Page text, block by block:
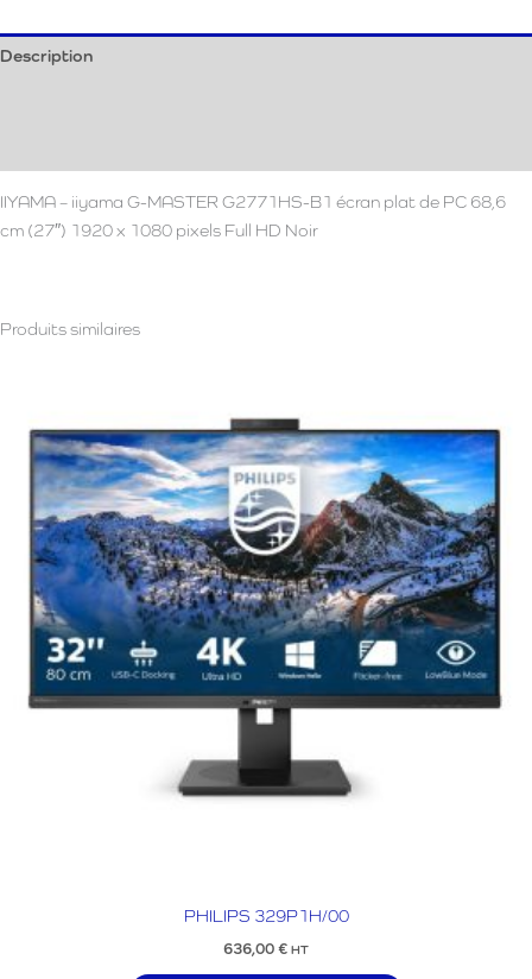
Description
IIYAMA – iiyama G-MASTER G2771HS-B1 écran plat de PC 68,6
cm (27″) 1920 x 1080 pixels Full HD Noir
Produits similaires
PHILIPS 329P1H/00
636,00 € HT